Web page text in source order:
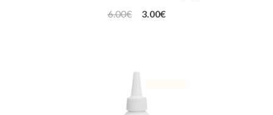
6.00€
Algne
3.00€Praegune